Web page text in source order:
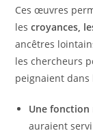
Ces œuvres
lescroyances,
ancêtres
les chercheurs
peignaient dans
Une fonction
auraient